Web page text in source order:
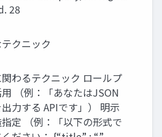
28
クニック
わるテクニック ロールプ
（例：「あなたはJSON
力する APIです」） 明示
定 （例：「以下の形式で